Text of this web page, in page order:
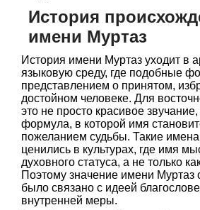
История
имени Муртаз
История имени Муртаз уходит в
языковую среду, где подобные
представлением о принятом,
достойном человеке. Для
это не просто красивое
формула, в которой имя
пожеланием судьбы. Такие
ценились в культурах, где имя
духовного статуса, а не только
Поэтому значение имени Муртаз
было связано с идеей
внутренней меры.